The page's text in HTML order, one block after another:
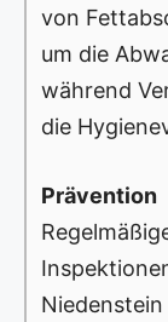
von
um die
während
die
Prävention